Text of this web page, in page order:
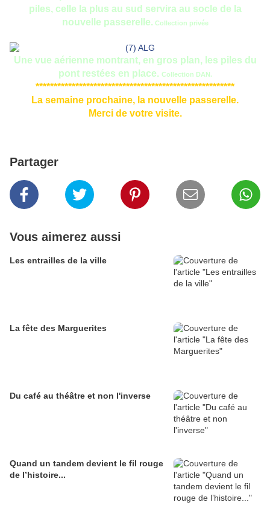
piles, celle la plus au sud servira au socle de la
nouvelle passerelle. Collection privée
Une vue aérienne montrant, en gros plan, les piles du
pont restées en place. Collection DAN.
*******************************************************
La semaine prochaine, la nouvelle passerelle.
Merci de votre visite.
Partager
Vous aimerez aussi
Les entrailles de la ville
La fête des Marguerites
Du café au théâtre et non l'inverse
Quand un tandem devient le fil rouge
de l’histoire...